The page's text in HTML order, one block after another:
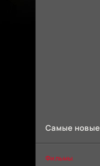
Самые новые
Фильмы